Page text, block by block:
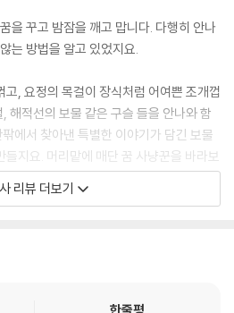
을 꾸고 밤잠을 깨고 맙니다. 다행히 안나
는 방법을 알고 있었지요.
, 요정의 목걸이 장식처럼 어여쁜 조개껍
해적선의 보물 같은 구슬 들을 안나와 함
에서 찾아낸 특별한 이야기가 담긴 보물
들지요. 머리맡에 매단 꿈 사냥꾼을 바라보
듭니다.
기하기도 하지만 낯설고 무섭기도 하기 때
리뷰 더보기
한줄평